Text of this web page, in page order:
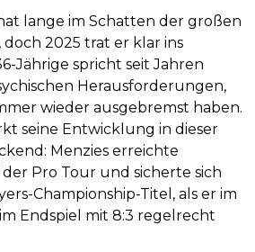
lange im Schatten der großen
doch 2025 trat er klar ins
Jährige spricht seit Jahren
Herausforderungen,
wieder ausgebremst haben.
seine Entwicklung in dieser
Menzies erreichte
Pro Tour und sicherte sich
Championship-Titel, als er im
Endspiel mit 8:3 regelrecht